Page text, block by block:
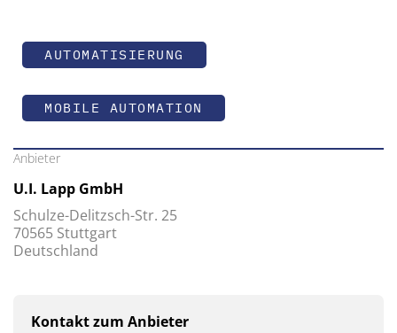
AUTOMATISIERUNG
MOBILE AUTOMATION
Anbieter
U.I. Lapp GmbH
Schulze-Delitzsch-Str. 25
70565 Stuttgart
Deutschland
Kontakt zum Anbieter